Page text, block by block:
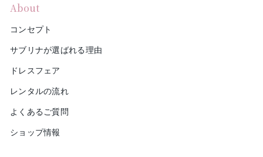
About
コンセプト
サブリナが選ばれる理由
ドレスフェア
レンタルの流れ
よくあるご質問
ショップ情報